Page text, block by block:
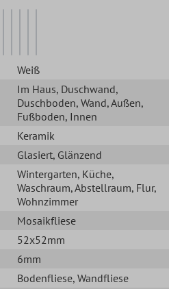
Weiß
Im Haus, Duschwand,
Duschboden, Wand, Außen,
Fußboden, Innen
Keramik
Glasiert, Glänzend
Wintergarten, Küche,
Waschraum, Abstellraum, Flur,
Wohnzimmer
Mosaikfliese
52x52mm
6mm
Bodenfliese, Wandfliese